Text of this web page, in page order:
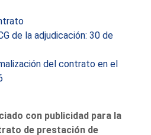
de la adjudicación: 30 de
del contrato en el
con publicidad para la
de prestación de